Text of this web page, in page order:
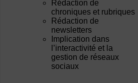
Rédaction de
chroniques et rubriques
Rédaction de
newsletters
Implication dans
l’interactivité et la
gestion de réseaux
sociaux